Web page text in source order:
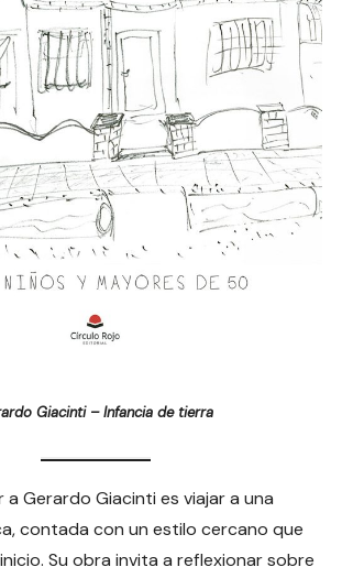
Giacinti – Infancia de tierra
a Gerardo Giacinti es viajar a una
contada con un estilo cercano que
Su obra invita a reflexionar sobre